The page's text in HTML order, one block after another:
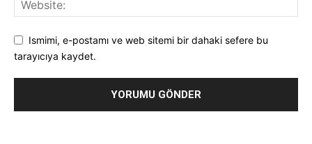
Ismimi, e-postamı ve web sitemi bir dahaki sefere bu
tarayıcıya kaydet.